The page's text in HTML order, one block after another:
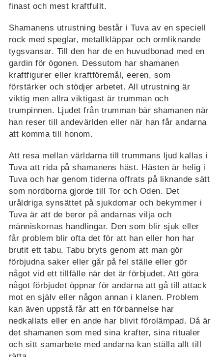
finast och mest kraftfullt.
Shamanens utrustning består i Tuva av en speciell
rock med speglar, metallkläppar och ormliknande
tygsvansar. Till den har de en huvudbonad med en
gardin för ögonen. Dessutom har shamanen
kraftfigurer eller kraftföremål, eeren, som
förstärker och stödjer arbetet. All utrustning är
viktig men allra viktigast är trumman och
trumpinnen. Ljudet från trumman bär shamanen när
han reser till andevärlden eller när han får andarna
att komma till honom.
Att resa mellan världarna till trummans ljud kallas i
Tuva att rida på shamanens häst. Hästen är helig i
Tuva och har genom tiderna offrats på liknande sätt
som nordborna gjorde till Tor och Oden. Det
uråldriga synsättet på sjukdomar och bekymmer i
Tuva är att de beror på andarnas vilja och
människornas handlingar. Den som blir sjuk eller
får problem blir ofta det för att han eller hon har
brutit ett tabu. Tabu bryts genom att man gör
förbjudna saker eller går på fel ställe eller gör
något vid ett tillfälle när det är förbjudet. Att göra
något förbjudet öppnar för andarna att gå till attack
mot en själv eller någon annan i klanen. Problem
kan även uppstå får att en förbannelse har
nedkallats eller en ande har blivit förolämpad. Då är
det shamanen som med sina krafter, sina ritualer
och sitt samarbete med andarna kan ställa allt till